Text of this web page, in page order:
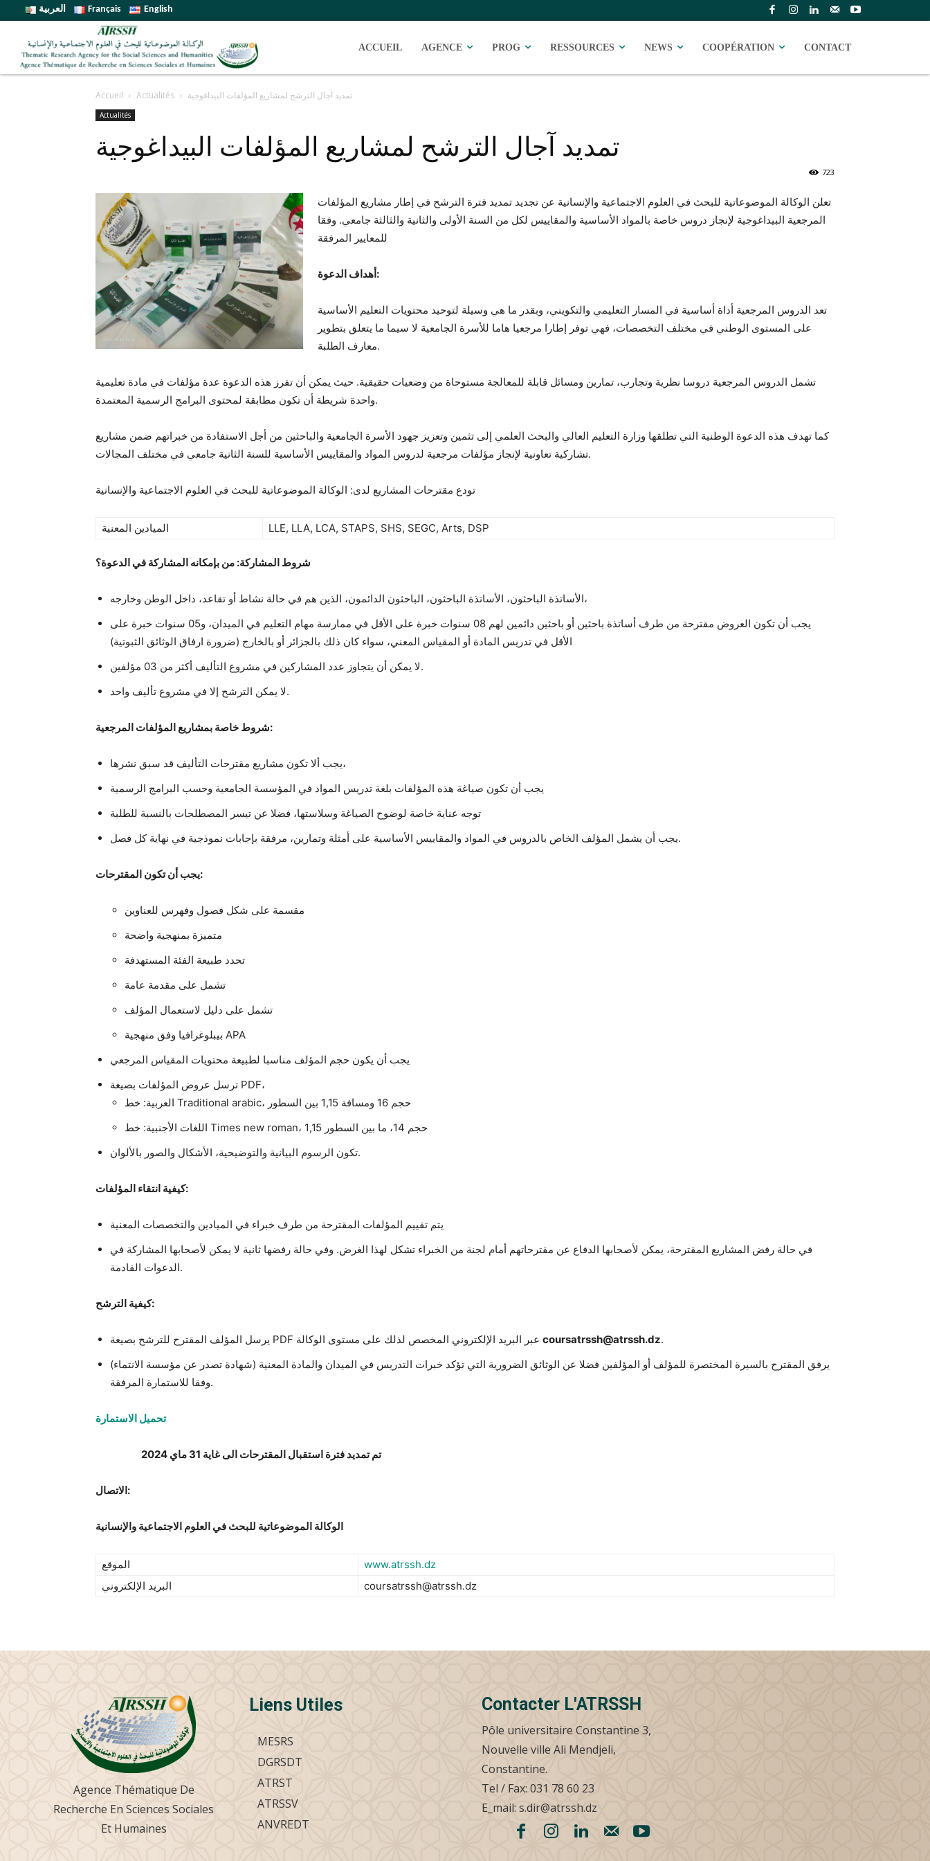
العربية Français English
ACCUEIL AGENCE PROG RESSOURCES NEWS COOPÉRATION CONTACT
Accueil Actualités تمديد آجال الترشح لمشاريع المؤلفات البيداغوجية
Actualités
تمديد آجال الترشح لمشاريع المؤلفات البيداغوجية
723
تعلن الوكالة الموضوعاتية للبحث في العلوم الاجتماعية والإنسانية عن تجديد تمديد فترة الترشح في إطار مشاريع المؤلفات
المرجعية البيداغوجية لإنجاز دروس خاصة بالمواد الأساسية والمقاييس لكل من السنة الأولى والثانية والثالثة جامعي. وفقا
للمعايير المرفقة
أهداف الدعوة:
تعد الدروس المرجعية أداة أساسية في المسار التعليمي والتكويني، وبقدر ما هي وسيلة لتوحيد محتويات التعليم الأساسية
على المستوى الوطني في مختلف التخصصات، فهي توفر إطارا مرجعيا هاما للأسرة الجامعية لا سيما ما يتعلق بتطوير
معارف الطلبة.
تشمل الدروس المرجعية دروسا نظرية وتجارب، تمارين ومسائل قابلة للمعالجة مستوحاة من وضعيات حقيقية. حيث يمكن أن تفرز هذه الدعوة عدة مؤلفات في مادة تعليمية
واحدة شريطة أن تكون مطابقة لمحتوى البرامج الرسمية المعتمدة.
كما تهدف هذه الدعوة الوطنية التي تطلقها وزارة التعليم العالي والبحث العلمي إلى تثمين وتعزيز جهود الأسرة الجامعية والباحثين من أجل الاستفادة من خبراتهم ضمن مشاريع
تشاركية تعاونية لإنجاز مؤلفات مرجعية لدروس المواد والمقاييس الأساسية للسنة الثانية جامعي في مختلف المجالات.
تودع مقترحات المشاريع لدى: الوكالة الموضوعاتية للبحث في العلوم الاجتماعية والإنسانية
الميادين المعنية LLE, LLA, LCA, STAPS, SHS, SEGC, Arts, DSP
شروط المشاركة: من بإمكانه المشاركة في الدعوة؟
الأساتذة الباحثون، الأساتذة الباحثون، الباحثون الدائمون، الذين هم في حالة نشاط أو تقاعد، داخل الوطن وخارجه،
يجب أن تكون العروض مقترحة من طرف أساتذة باحثين أو باحثين دائمين لهم 08 سنوات خبرة على الأقل في ممارسة مهام التعليم في الميدان، و05 سنوات خبرة على
الأقل في تدريس المادة أو المقياس المعني، سواء كان ذلك بالجزائر أو بالخارج (ضرورة ارفاق الوثائق الثبوتية)
لا يمكن أن يتجاوز عدد المشاركين في مشروع التأليف أكثر من 03 مؤلفين.
لا يمكن الترشح إلا في مشروع تأليف واحد.
شروط خاصة بمشاريع المؤلفات المرجعية:
يجب ألا تكون مشاريع مقترحات التأليف قد سبق نشرها،
يجب أن تكون صياغة هذه المؤلفات بلغة تدريس المواد في المؤسسة الجامعية وحسب البرامج الرسمية
توجه عناية خاصة لوضوح الصياغة وسلاستها، فضلا عن تيسر المصطلحات بالنسبة للطلبة
يجب أن يشمل المؤلف الخاص بالدروس في المواد والمقاييس الأساسية على أمثلة وتمارين، مرفقة بإجابات نموذجية في نهاية كل فصل.
يجب أن تكون المقترحات:
مقسمة على شكل فصول وفهرس للعناوين
متميزة بمنهجية واضحة
تحدد طبيعة الفئة المستهدفة
تشمل على مقدمة عامة
تشمل على دليل لاستعمال المؤلف
بيبلوغرافيا وفق منهجية APA
يجب أن يكون حجم المؤلف مناسبا لطبيعة محتويات المقياس المرجعي
ترسل عروض المؤلفات بصيغة PDF،
العربية: خط Traditional arabic، حجم 16 ومسافة 1,15 بين السطور
اللغات الأجنبية: خط Times new roman، حجم 14، ما بين السطور 1,15
تكون الرسوم البيانية والتوضيحية، الأشكال والصور بالألوان.
كيفية انتقاء المؤلفات:
يتم تقييم المؤلفات المقترحة من طرف خبراء في الميادين والتخصصات المعنية
في حالة رفض المشاريع المقترحة، يمكن لأصحابها الدفاع عن مقترحاتهم أمام لجنة من الخبراء تشكل لهذا الغرض. وفي حالة رفضها ثانية لا يمكن لأصحابها المشاركة في
الدعوات القادمة.
كيفية الترشح:
coursatrssh@atrssh.dz.
يرفق المقترح بالسيرة المختصرة للمؤلف أو المؤلفين فضلا عن الوثائق الضرورية التي تؤكد خبرات التدريس في الميدان والمادة المعنية (شهادة تصدر عن مؤسسة الانتماء)
وفقا للاستمارة المرفقة.
تحميل الاستمارة
تم تمديد فترة استقبال المقترحات الى غاية 31 ماي 2024
الاتصال:
الوكالة الموضوعاتية للبحث في العلوم الاجتماعية والإنسانية
الموقع
www.atrssh.dz
البريد الإلكتروني
coursatrssh@atrssh.dz
Agence Thématique De
Recherche En Sciences Sociales
Et Humaines
Liens Utiles
MESRS
DGRSDT
ATRST
ATRSSV
ANVREDT
Contacter L'ATRSSH
Pôle universitaire Constantine 3,
Nouvelle ville Ali Mendjeli,
Constantine.
Tel / Fax: 031 78 60 23
E_mail: s.dir@atrssh.dz